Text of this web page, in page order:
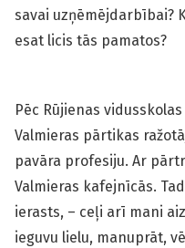
savai uzņēmējdarbībai?
esat licis tās pamatos?
Pēc Rūjienas
Valmieras pārtikas
pavāra profesiju. Ar
Valmieras kafejnīcās.
ierasts, – ceļi arī mani
ieguvu lielu, manuprāt,